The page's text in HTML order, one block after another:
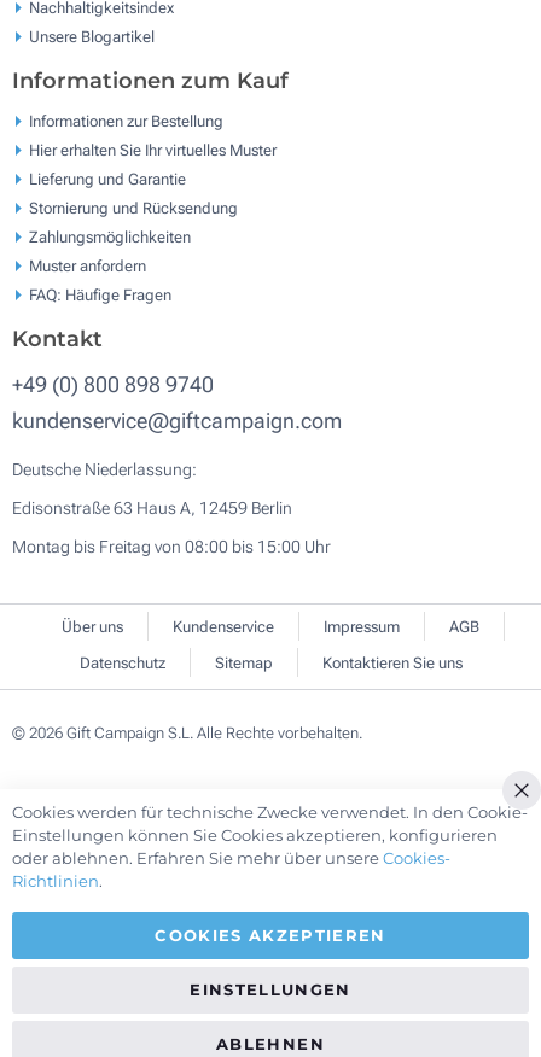
Nachhaltigkeitsindex
Unsere Blogartikel
Informationen zum Kauf
Informationen zur Bestellung
Hier erhalten Sie Ihr virtuelles Muster
Lieferung und Garantie
Stornierung und Rücksendung
Zahlungsmöglichkeiten
Muster anfordern
FAQ: Häufige Fragen
Kontakt
+49 (0) 800 898 9740
kundenservice@giftcampaign.com
Deutsche Niederlassung:
Edisonstraße 63 Haus A, 12459 Berlin
Montag bis Freitag von 08:00 bis 15:00 Uhr
Über uns Kundenservice Impressum
AGB
Datenschutz
Sitemap Kontaktieren Sie uns
© 2026 Gift Campaign S.L. Alle Rechte vorbehalten.
Cookies werden für technische Zwecke verwendet. In den Cookie-
Einstellungen können Sie Cookies akzeptieren, konfigurieren
oder ablehnen. Erfahren Sie mehr über unsereCookies-
Richtlinien.
COOKIES AKZEPTIEREN
EINSTELLUNGEN
ABLEHNEN